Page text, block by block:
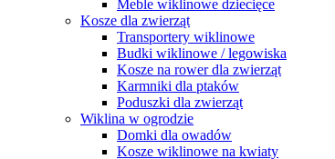
Meble wiklinowe dziecięce
Kosze dla zwierząt
Transportery wiklinowe
Budki wiklinowe / legowiska
Kosze na rower dla zwierząt
Karmniki dla ptaków
Poduszki dla zwierząt
Wiklina w ogrodzie
Domki dla owadów
Kosze wiklinowe na kwiaty